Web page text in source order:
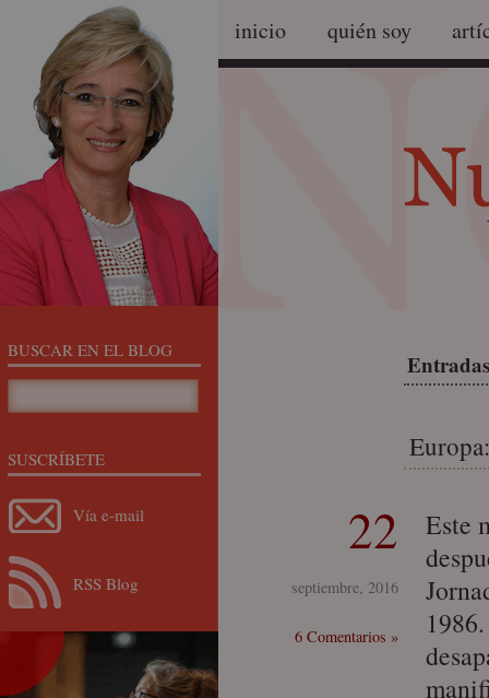
inicio quién soy
22
septiembre, 2016
6 Comentarios »
Este
BUSCAR EN EL BLOG
SUSCRÍBETE
Vía e-mail
RSS Blog